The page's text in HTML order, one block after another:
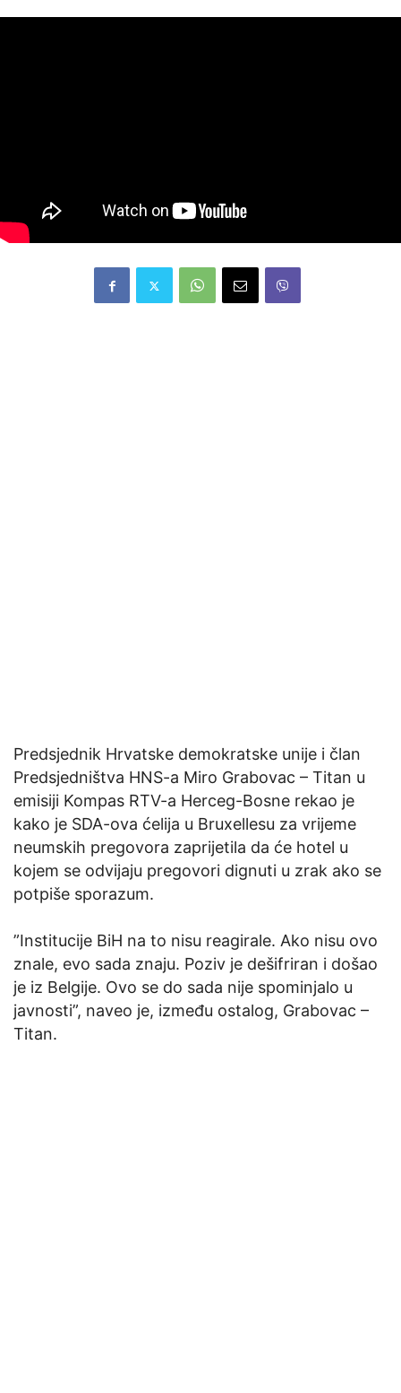
Predsjednik Hrvatske demokratske unije i član
Predsjedništva HNS-a Miro Grabovac – Titan u
emisiji Kompas RTV-a Herceg-Bosne rekao je
kako je SDA-ova ćelija u Bruxellesu za vrijeme
neumskih pregovora zaprijetila da će hotel u
kojem se odvijaju pregovori dignuti u zrak ako se
potpiše sporazum.
”Institucije BiH na to nisu reagirale. Ako nisu ovo
znale, evo sada znaju. Poziv je dešifriran i došao
je iz Belgije. Ovo se do sada nije spominjalo u
javnosti”, naveo je, između ostalog, Grabovac –
Titan.